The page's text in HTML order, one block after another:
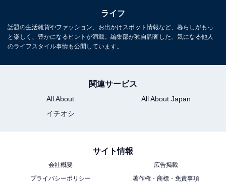
ライフ
話題の生活雑貨やファッション、お出かけスポット情報など、暮らしがもっ
と楽しく、豊かになるヒントが満載。編集部が独自調査した、気になる他人
のライフスタイル事情も公開しています。
関連サービス
All About
All About Japan
イチオシ
サイト情報
会社概要
広告掲載
プライバシーポリシー
著作権・商標・免責事項